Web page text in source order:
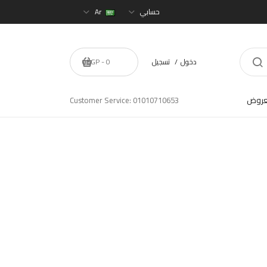
حسابي Ar
دخول تسجيل 0 - 0EGP
Customer Service: 01010710653